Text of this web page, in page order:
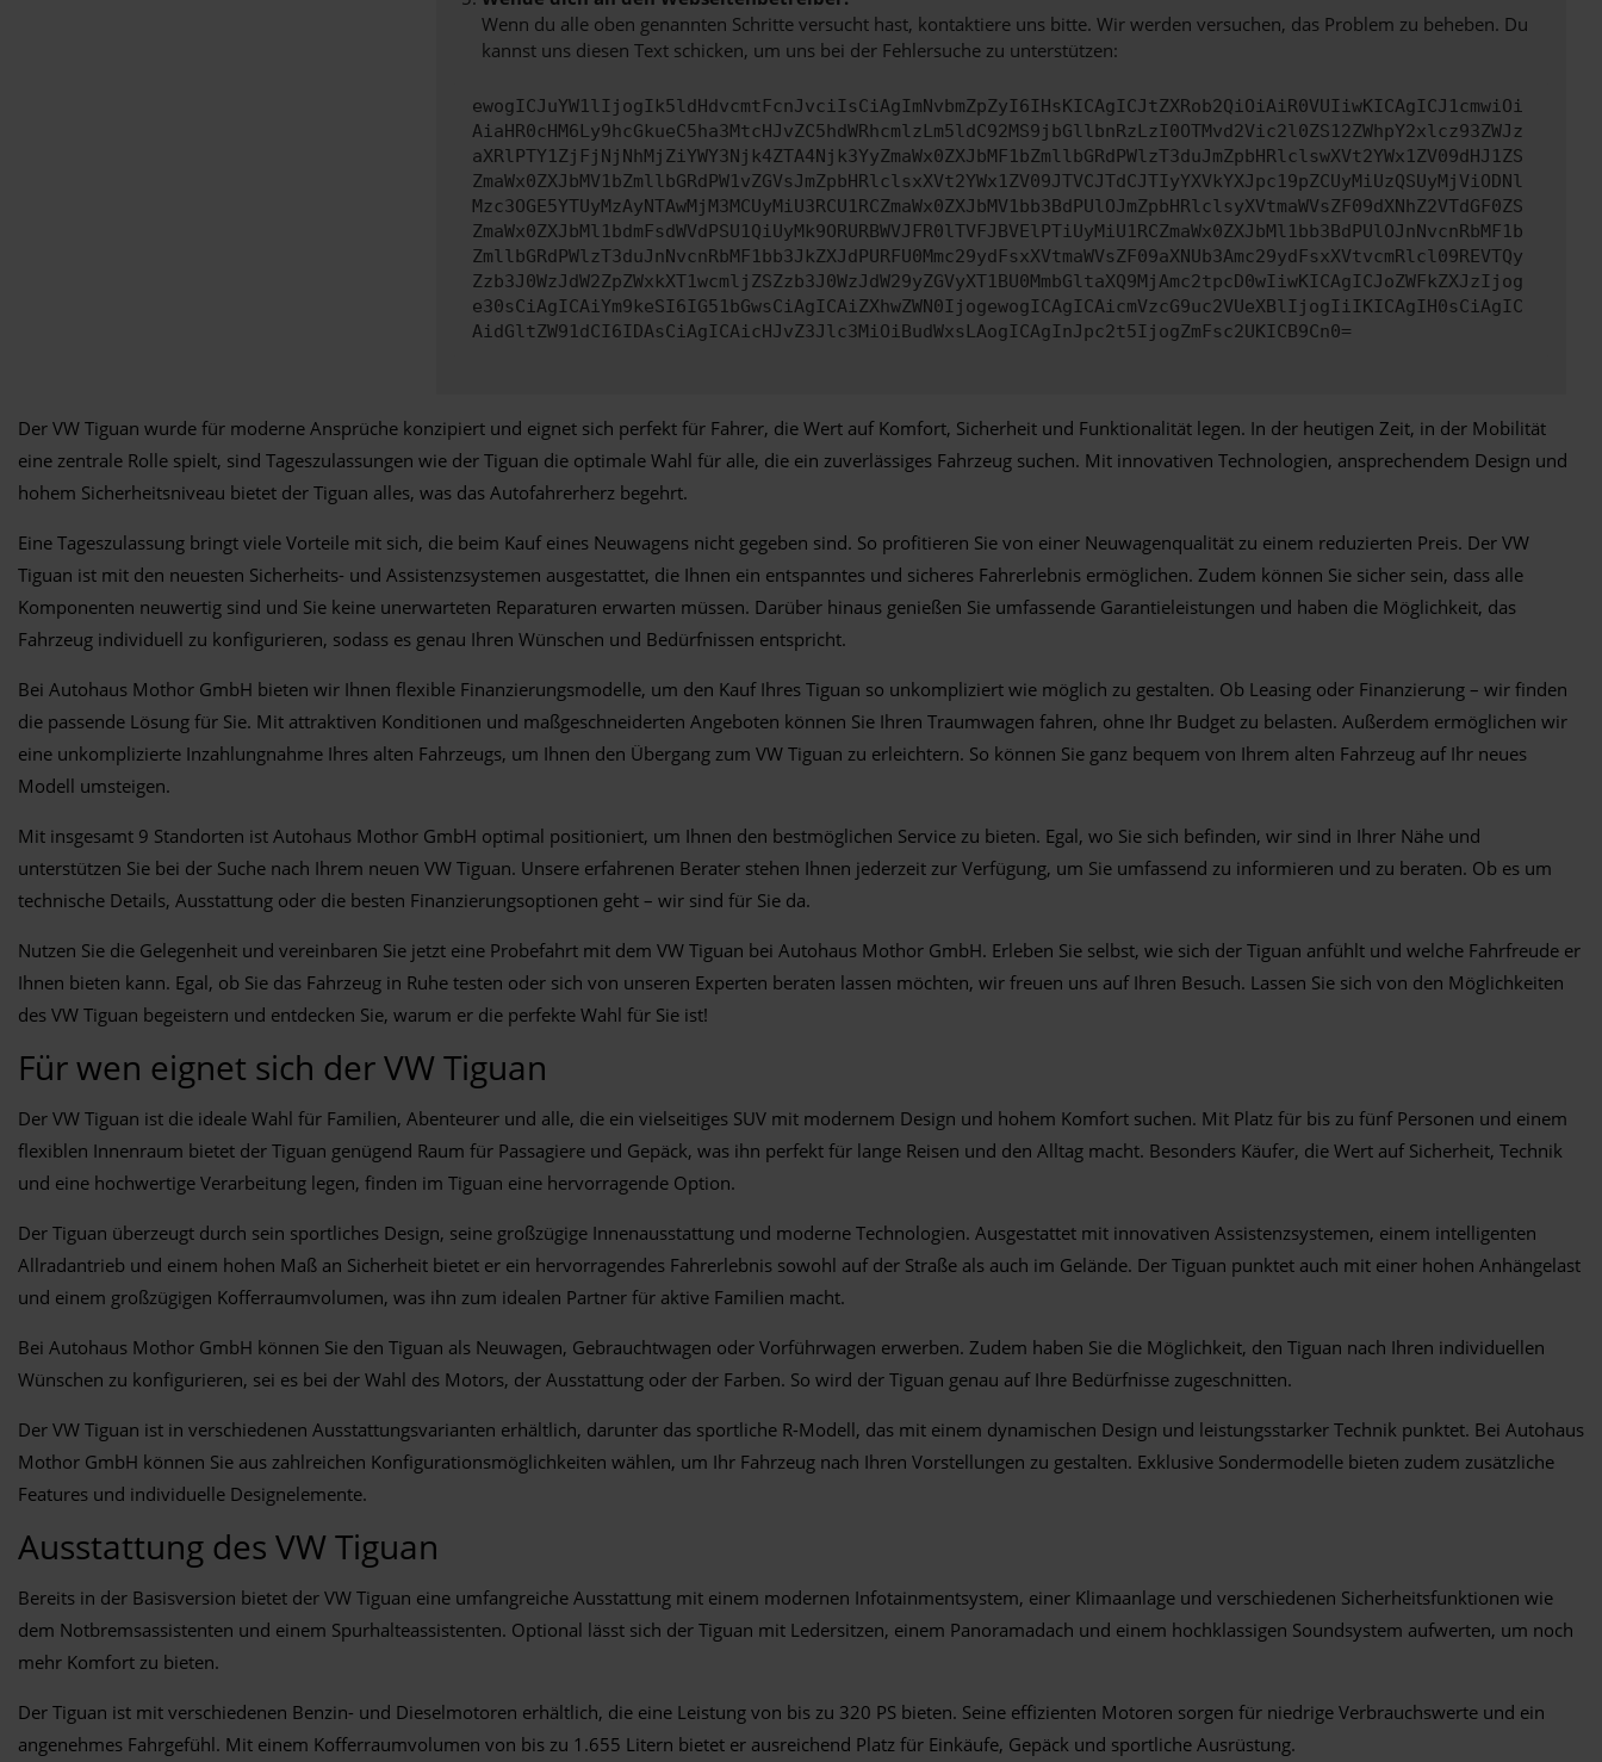
Wenn du alle oben genannten Schritte versucht hast, kontaktiere uns bitte. Wir werden versuchen, das Problem zu beheben. Du
kannst uns diesen Text schicken, um uns bei der Fehlersuche zu unterstützen:
ewogICJuYW1lIjogIk5ldHdvcmtFcnJvciIsCiAgImNvbmZpZyI6IHsKICAgICJtZXRob2QiOiAiR0VUIiwKICAgICJ1cmwiOi
AiaHR0cHM6Ly9hcGkueC5ha3MtcHJvZC5hdWRhcmlzLm5ldC92MS9jbGllbnRzLzI0OTMvd2Vic2l0ZS12ZWhpY2xlcz93ZWJz
aXRlPTY1ZjFjNjNhMjZiYWY3Njk4ZTA4Njk3YyZmaWx0ZXJbMF1bZmllbGRdPWlzT3duJmZpbHRlclswXVt2YWx1ZV09dHJ1ZS
ZmaWx0ZXJbMV1bZmllbGRdPW1vZGVsJmZpbHRlclsxXVt2YWx1ZV09JTVCJTdCJTIyYXVkYXJpc19pZCUyMiUzQSUyMjViODNl
Mzc3OGE5YTUyMzAyNTAwMjM3MCUyMiU3RCU1RCZmaWx0ZXJbMV1bb3BdPUlOJmZpbHRlclsyXVtmaWVsZF09dXNhZ2VTdGF0ZS
ZmaWx0ZXJbMl1bdmFsdWVdPSU1QiUyMk9ORURBWVJFR0lTVFJBVElPTiUyMiU1RCZmaWx0ZXJbMl1bb3BdPUlOJnNvcnRbMF1b
ZmllbGRdPWlzT3duJnNvcnRbMF1bb3JkZXJdPURFU0Mmc29ydFsxXVtmaWVsZF09aXNUb3Amc29ydFsxXVtvcmRlcl09REVTQy
Zzb3J0WzJdW2ZpZWxkXT1wcmljZSZzb3J0WzJdW29yZGVyXT1BU0MmbGltaXQ9MjAmc2tpcD0wIiwKICAgICJoZWFkZXJzIjog
e30sCiAgICAiYm9keSI6IG51bGwsCiAgICAiZXhwZWN0IjogewogICAgICAicmVzcG9uc2VUeXBlIjogIiIKICAgIH0sCiAgIC
AidGltZW91dCI6IDAsCiAgICAicHJvZ3Jlc3MiOiBudWxsLAogICAgInJpc2t5IjogZmFsc2UKICB9Cn0=
Der VW Tiguan wurde für moderne Ansprüche konzipiert und eignet sich perfekt für Fahrer, die Wert auf Komfort, Sicherheit und Funktionalität legen. In der heutigen Zeit, in der Mobilität
eine zentrale Rolle spielt, sind Tageszulassungen wie der Tiguan die optimale Wahl für alle, die ein zuverlässiges Fahrzeug suchen. Mit innovativen Technologien, ansprechendem Design und
hohem Sicherheitsniveau bietet der Tiguan alles, was das Autofahrerherz begehrt.
Eine Tageszulassung bringt viele Vorteile mit sich, die beim Kauf eines Neuwagens nicht gegeben sind. So profitieren Sie von einer Neuwagenqualität zu einem reduzierten Preis. Der VW
Tiguan ist mit den neuesten Sicherheits- und Assistenzsystemen ausgestattet, die Ihnen ein entspanntes und sicheres Fahrerlebnis ermöglichen. Zudem können Sie sicher sein, dass alle
Komponenten neuwertig sind und Sie keine unerwarteten Reparaturen erwarten müssen. Darüber hinaus genießen Sie umfassende Garantieleistungen und haben die Möglichkeit, das
Fahrzeug individuell zu konfigurieren, sodass es genau Ihren Wünschen und Bedürfnissen entspricht.
Bei Autohaus Mothor GmbH bieten wir Ihnen flexible Finanzierungsmodelle, um den Kauf Ihres Tiguan so unkompliziert wie möglich zu gestalten. Ob Leasing oder Finanzierung – wir finden
die passende Lösung für Sie. Mit attraktiven Konditionen und maßgeschneiderten Angeboten können Sie Ihren Traumwagen fahren, ohne Ihr Budget zu belasten. Außerdem ermöglichen wir
eine unkomplizierte Inzahlungnahme Ihres alten Fahrzeugs, um Ihnen den Übergang zum VW Tiguan zu erleichtern. So können Sie ganz bequem von Ihrem alten Fahrzeug auf Ihr neues
Modell umsteigen.
Mit insgesamt 9 Standorten ist Autohaus Mothor GmbH optimal positioniert, um Ihnen den bestmöglichen Service zu bieten. Egal, wo Sie sich befinden, wir sind in Ihrer Nähe und
unterstützen Sie bei der Suche nach Ihrem neuen VW Tiguan. Unsere erfahrenen Berater stehen Ihnen jederzeit zur Verfügung, um Sie umfassend zu informieren und zu beraten. Ob es um
technische Details, Ausstattung oder die besten Finanzierungsoptionen geht – wir sind für Sie da.
Nutzen Sie die Gelegenheit und vereinbaren Sie jetzt eine Probefahrt mit dem VW Tiguan bei Autohaus Mothor GmbH. Erleben Sie selbst, wie sich der Tiguan anfühlt und welche Fahrfreude er
Ihnen bieten kann. Egal, ob Sie das Fahrzeug in Ruhe testen oder sich von unseren Experten beraten lassen möchten, wir freuen uns auf Ihren Besuch. Lassen Sie sich von den Möglichkeiten
des VW Tiguan begeistern und entdecken Sie, warum er die perfekte Wahl für Sie ist!
Für wen eignet sich der VW Tiguan
Der VW Tiguan ist die ideale Wahl für Familien, Abenteurer und alle, die ein vielseitiges SUV mit modernem Design und hohem Komfort suchen. Mit Platz für bis zu fünf Personen und einem
flexiblen Innenraum bietet der Tiguan genügend Raum für Passagiere und Gepäck, was ihn perfekt für lange Reisen und den Alltag macht. Besonders Käufer, die Wert auf Sicherheit, Technik
und eine hochwertige Verarbeitung legen, finden im Tiguan eine hervorragende Option.
Der Tiguan überzeugt durch sein sportliches Design, seine großzügige Innenausstattung und moderne Technologien. Ausgestattet mit innovativen Assistenzsystemen, einem intelligenten
Allradantrieb und einem hohen Maß an Sicherheit bietet er ein hervorragendes Fahrerlebnis sowohl auf der Straße als auch im Gelände. Der Tiguan punktet auch mit einer hohen Anhängelast
und einem großzügigen Kofferraumvolumen, was ihn zum idealen Partner für aktive Familien macht.
Bei Autohaus Mothor GmbH können Sie den Tiguan als Neuwagen, Gebrauchtwagen oder Vorführwagen erwerben. Zudem haben Sie die Möglichkeit, den Tiguan nach Ihren individuellen
Wünschen zu konfigurieren, sei es bei der Wahl des Motors, der Ausstattung oder der Farben. So wird der Tiguan genau auf Ihre Bedürfnisse zugeschnitten.
Der VW Tiguan ist in verschiedenen Ausstattungsvarianten erhältlich, darunter das sportliche R-Modell, das mit einem dynamischen Design und leistungsstarker Technik punktet. Bei Autohaus
Mothor GmbH können Sie aus zahlreichen Konfigurationsmöglichkeiten wählen, um Ihr Fahrzeug nach Ihren Vorstellungen zu gestalten. Exklusive Sondermodelle bieten zudem zusätzliche
Features und individuelle Designelemente.
Ausstattung des VW Tiguan
Bereits in der Basisversion bietet der VW Tiguan eine umfangreiche Ausstattung mit einem modernen Infotainmentsystem, einer Klimaanlage und verschiedenen Sicherheitsfunktionen wie
dem Notbremsassistenten und einem Spurhalteassistenten. Optional lässt sich der Tiguan mit Ledersitzen, einem Panoramadach und einem hochklassigen Soundsystem aufwerten, um noch
mehr Komfort zu bieten.
Der Tiguan ist mit verschiedenen Benzin- und Dieselmotoren erhältlich, die eine Leistung von bis zu 320 PS bieten. Seine effizienten Motoren sorgen für niedrige Verbrauchswerte und ein
angenehmes Fahrgefühl. Mit einem Kofferraumvolumen von bis zu 1.655 Litern bietet er ausreichend Platz für Einkäufe, Gepäck und sportliche Ausrüstung.